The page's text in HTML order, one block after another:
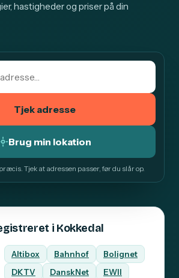
hastigheder og priser på din
Tjek adresse
Brug min lokation
Tjek at adressen passer, før du slår op.
i Kokkedal
Altibox Bahnhof
Bolignet
DKTV
DanskNet
EWII